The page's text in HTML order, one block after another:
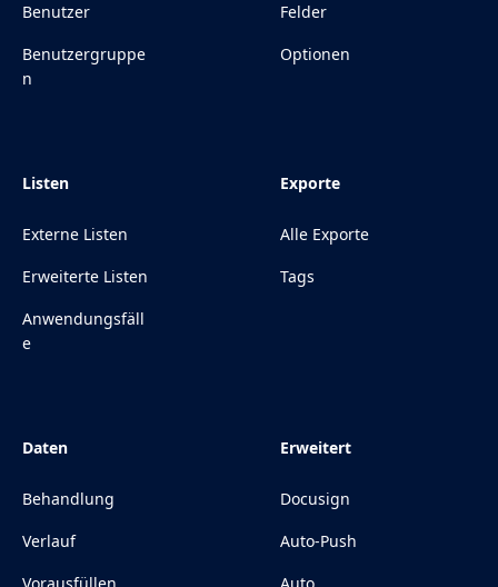
Benutzer
Benutzergruppe
n
Felder
Optionen
Listen
Externe Listen
Erweiterte Listen
Anwendungsfäll
e
Exporte
Alle Exporte
Tags
Daten
Behandlung
Verlauf
Erweitert
Docusign
Auto-Push